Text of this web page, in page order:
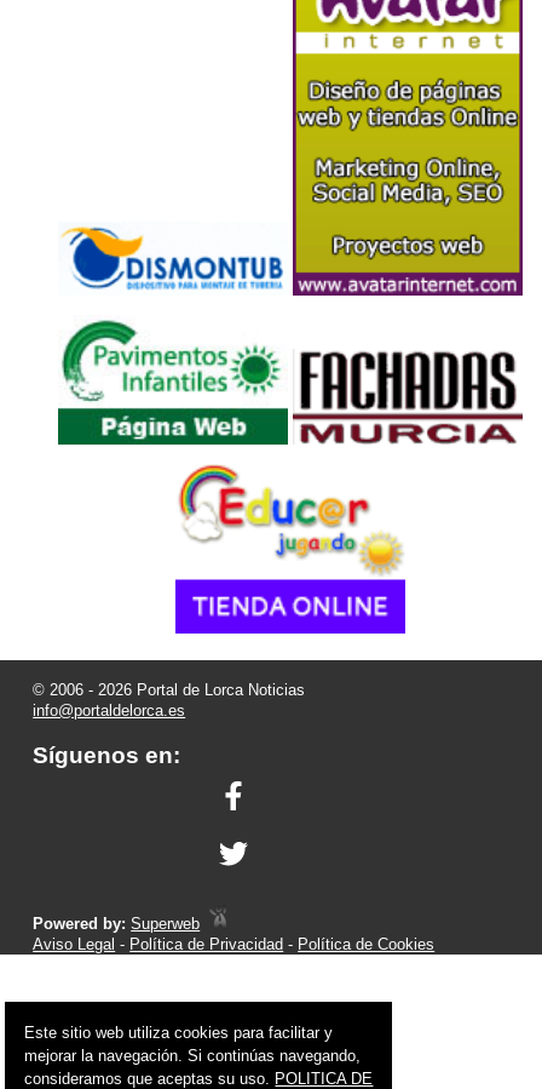
© 2006 - 2026 Portal de Lorca Noticias
info@portaldelorca.es
Síguenos en:
Powered by:Superweb
Aviso Legal - Política de Privacidad - Política de Cookies
Este sitio web utiliza cookies para facilitar y
mejorar la navegación. Si continúas navegando,
consideramos que aceptas su uso. POLITICA DE